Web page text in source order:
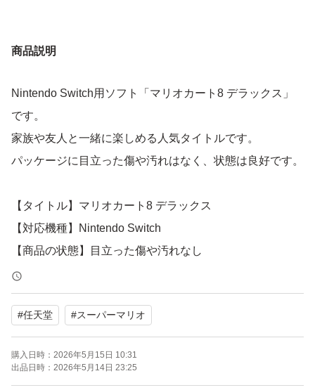
商品説明
Nintendo Switch用ソフト「マリオカート8 デラックス」
です。
家族や友人と一緒に楽しめる人気タイトルです。
パッケージに目立った傷や汚れはなく、状態は良好です。
【タイトル】マリオカート8 デラックス
【対応機種】Nintendo Switch
【商品の状態】目立った傷や汚れなし
【CEROレーティング】A（全年齢対象）
よろしくお願いいたします。
【Switch】 マリオカート8 デラックス
ブランド：任天堂 スーパーマリオ
ゲームジャンル：アクション レース
#任天堂 #スーパーマリオ
購入日時： 2026年5月15日 10:31
出品日時： 2026年5月14日 23:25